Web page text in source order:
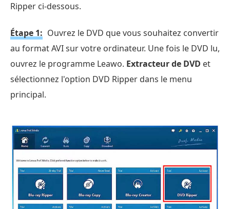
Ripper ci-dessous.
Étape 1: Ouvrez le DVD que vous souhaitez convertir
au format AVI sur votre ordinateur. Une fois le DVD lu,
ouvrez le programme Leawo. Extracteur de DVD et
sélectionnez l'option DVD Ripper dans le menu
principal.